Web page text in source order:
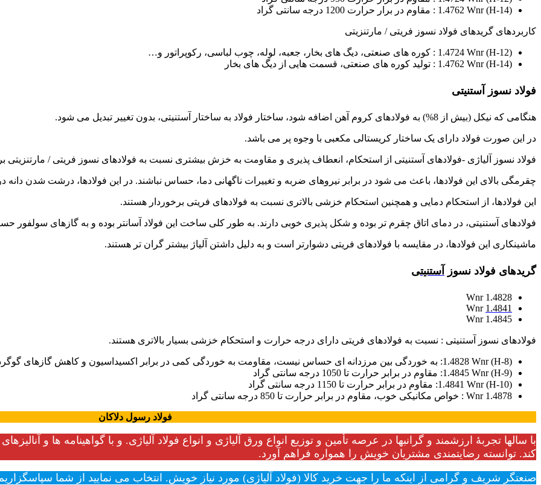
(14-H) 1.4762 Wnr : مقاوم در برار حرارت 1200 درجه سانتی گراد
کاربردهای گریدهای فولاد نسوز فریتی / مارتنزیتی
(12-H) 1.4724 Wnr : کوره های صنعتی، دیگ های بخار، جعبه، لوله، چوب لباسی، رکوپراتور و…
(14-H) 1.4762 Wnr : تولید کوره های صنعتی، قسمت هایی از دیگ های بخار
فولاد نسوز آستنیتی
هنگامی که نیکل (بیش از 8%) به فولادهای کروم آهن اضافه شود، ساختار فولاد به ساختار آستنیتی، بدون تغییر تبدیل می شود.
در این صورت فولاد دارای یک ساختار کریستالی مکعبی با وجوه پر می باشد.
فولاد نسوز آلیاژی -فولادهای آستنیتی از استحکام، انعطاف پذیری و مقاومت به خزش بیشتری نسبت به فولادهای نسوز فریتی / مارتنزیتی
چقرمگی بالای این فولادها، باعث می شود در برابر نیروهای ضربه و تغییرات ناگهانی دما، حساس نباشند. در این فولادها، درشت شدن دانه در
این فولادها، از استحکام دمایی و همچنین استحکام خزشی بالاتری نسبت به فولادهای فریتی برخوردار هستند.
فولادهای آستنیتی، در دمای اتاق چقرم تر بوده و شکل پذیری خوبی دارند. به طور کلی ساخت این فولاد آسانتر بوده و به گازهای سولفور
ماشینکاری این فولادها، در مقایسه با فولادهای فریتی دشوارتر است و به دلیل داشتن آلیاژ بیشتر گران تر هستند.
گریدهای فولاد نسوز آستنیتی
1.4828 Wnr
1.4841
Wnr
1.4845 Wnr
فولادهای نسوز آستنیتی : نسبت به فولادهای فریتی دارای درجه حرارت و استحکام خزشی بسیار بالاتری هستند.
(8-H) 1.4828 Wnr: به خوردگی بین مرزدانه ای حساس نیست، مقاومت به خوردگی کمی در برابر اکسیداسیون و کاهش گازهای گوگردی ایجاد می کند. مقاوم در برابر حرارت تا 1000 درجه سانتی گراد
(9-H) 1.4845 Wnr: مقاوم در برابر حرارت تا 1050 درجه سانتی گراد
(H-10) 1.4841 Wnr: مقاوم در برابر حرارت تا 1150 درجه سانتی گراد
1.4878 Wnr : خواص مکانیکی خوب، مقاوم در برابر حرارت تا 850 درجه سانتی گراد
فولاد رسول دلاکان
با سالها تجربۀ ارزشمند و گرانبها در عرصه تأمین و توزیع انواع ورق آلیاژی و انواع فولاد آلیاژی. و با گواهینامه ها و
کند. توانسته رضایتمندی مشتریان خویش را همواره فراهم آورد.
صنعتگر شریف و گرامی از اینکه ما را جهت خرید کالا (فولاد آلیاژی) مورد نیاز خویش. انتخاب می نمایید از شما